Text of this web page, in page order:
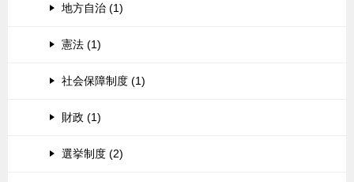
地方自治 (1)
憲法 (1)
社会保障制度 (1)
財政 (1)
選挙制度 (2)